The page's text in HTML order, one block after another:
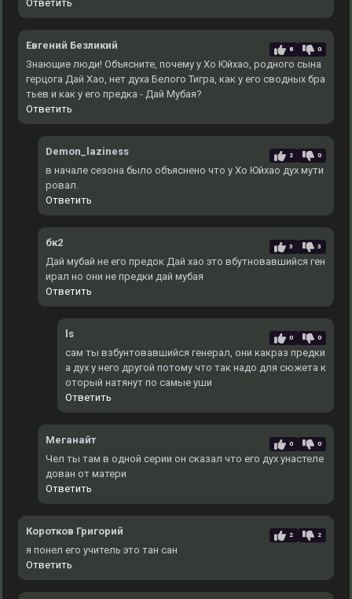
Ответить
Евгений Безликий 8 0
Знающие люди! Объясните, почему у Хо Юйхао, родного сына
герцога Дай Хао, нет духа Белого Тигра, как у его сводных бра
тьев и как у его предка - Дай Мубая?
Ответить
Demon_laziness 2 0
в начале сезона было объяснено что у Хо Юйхао дух мути
ровал.
Ответить
бк2 3 3
Дай мубай не его предок Дай хао это вбутновавшийся ген
ирал но они не предки дай мубая
Ответить
ls 0 0
сам ты взбунтовавшийся генерал, они какраз предки
а дух у него другой потому что так надо для сюжета к
оторый натянут по самые уши
Ответить
Меганайт 0 0
Чел ты там в одной серии он сказал что его дух унастеле
дован от матери
Ответить
Коротков Григорий 2 2
я понел его учитель это тан сан
Ответить